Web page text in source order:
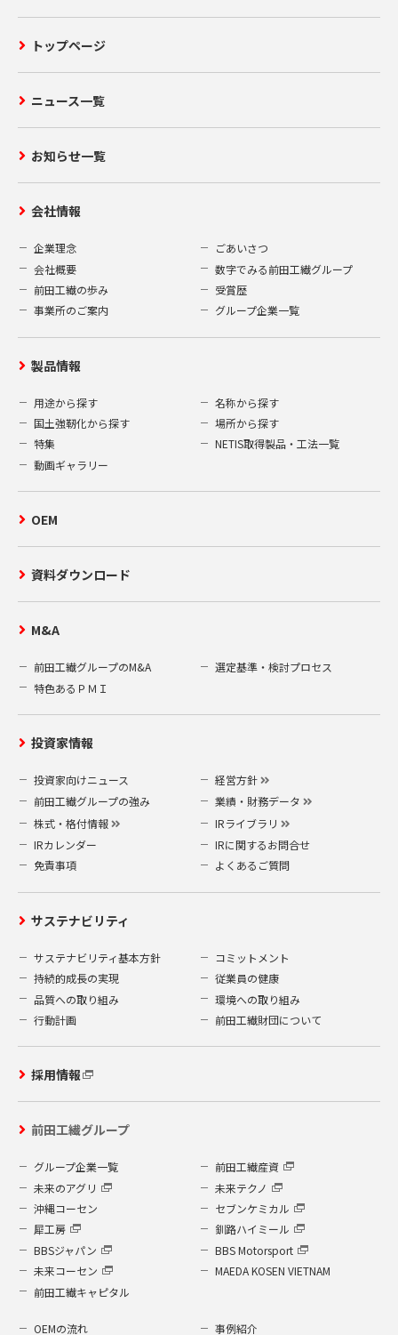
トップページ
ニュース一覧
お知らせ一覧
会社情報
企業理念
ごあいさつ
会社概要
数字でみる前田工繊グループ
前田工繊の歩み
受賞歴
事業所のご案内
グループ企業一覧
製品情報
用途から探す
名称から探す
国土強靭化から探す
場所から探す
特集
NETIS取得製品・工法一覧
動画ギャラリー
OEM
資料ダウンロード
M&A
前田工繊グループのM&A
選定基準・検討プロセス
特色あるＰＭＩ
投資家情報
投資家向けニュース
経営方針
前田工繊グループの強み
業績・財務データ
株式・格付情報
IRライブラリ
IRカレンダー
IRに関するお問合せ
免責事項
よくあるご質問
サステナビリティ
サステナビリティ基本方針
コミットメント
持続的成長の実現
従業員の健康
品質への取り組み
環境への取り組み
行動計画
前田工繊財団について
採用情報
前田工繊グループ
グループ企業一覧
前田工繊産資
未来のアグリ
未来テクノ
沖縄コーセン
セブンケミカル
犀工房
釧路ハイミール
BBSジャパン
BBS Motorsport
未来コーセン
MAEDA KOSEN VIETNAM
前田工繊キャピタル
OEMの流れ 事例紹介